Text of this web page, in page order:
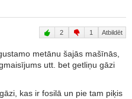
2 1 Atbildēt
metānu šajās mašīnās,
utt. bet getliņu gāzi
kas ir fosilā un pie tam piķis